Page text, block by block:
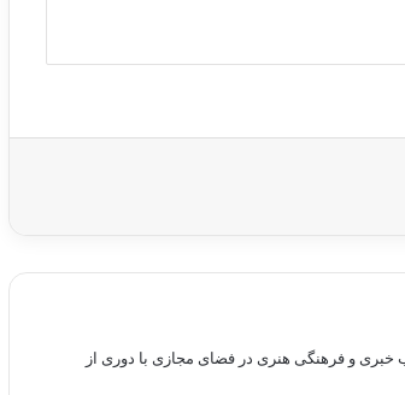
مطالب خبری و فرهنگی هنری در فضای مجازی با دوری از